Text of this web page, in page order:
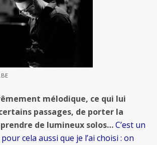
mélodique, ce qui lui
passages, de porter la
de lumineux solos…C’est un
cela aussi que je l’ai choisi : on